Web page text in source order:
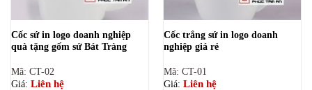
Cốc sứ in logo doanh nghiệp
quà tặng gốm sứ Bát Tràng
Mã: CT-02
Giá: Liên hệ
Cốc trắng sứ in logo doanh
nghiệp giá rẻ
Mã: CT-01
Giá: Liên hệ